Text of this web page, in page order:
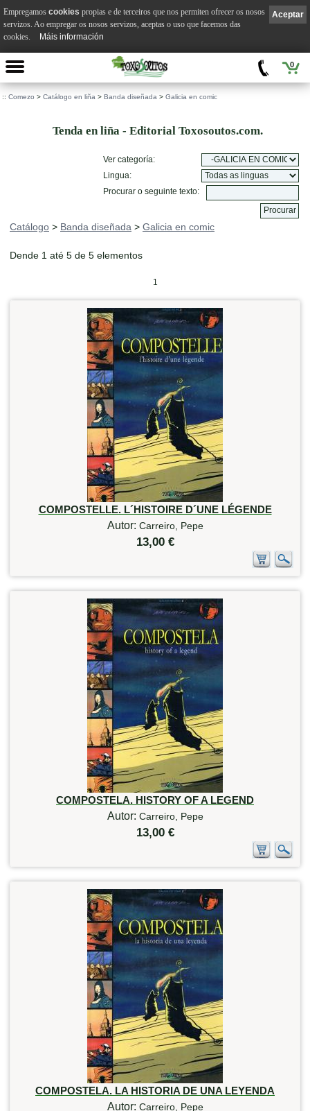
0
:: Comezo > Catálogo en liña > Banda diseñada > Galicia en comic
Tenda en liña - Editorial Toxosoutos.com.
Ver categoría:
Lingua:
Procurar o seguinte texto:
Catálogo > Banda diseñada > Galicia en comic
Dende 1 até 5 de 5 elementos
1
COMPOSTELLE. L´HISTOIRE D´UNE LÉGENDE
Autor: Carreiro, Pepe
13,00 €
COMPOSTELA. HISTORY OF A LEGEND
Autor: Carreiro, Pepe
13,00 €
COMPOSTELA. LA HISTORIA DE UNA LEYENDA
Autor: Carreiro, Pepe
Aceptar
Empregamos cookies propias e de terceiros que nos permiten ofrecer os nosos
servizos. Ao empregar os nosos servizos, aceptas o uso que facemos das
cookies.
Máis información